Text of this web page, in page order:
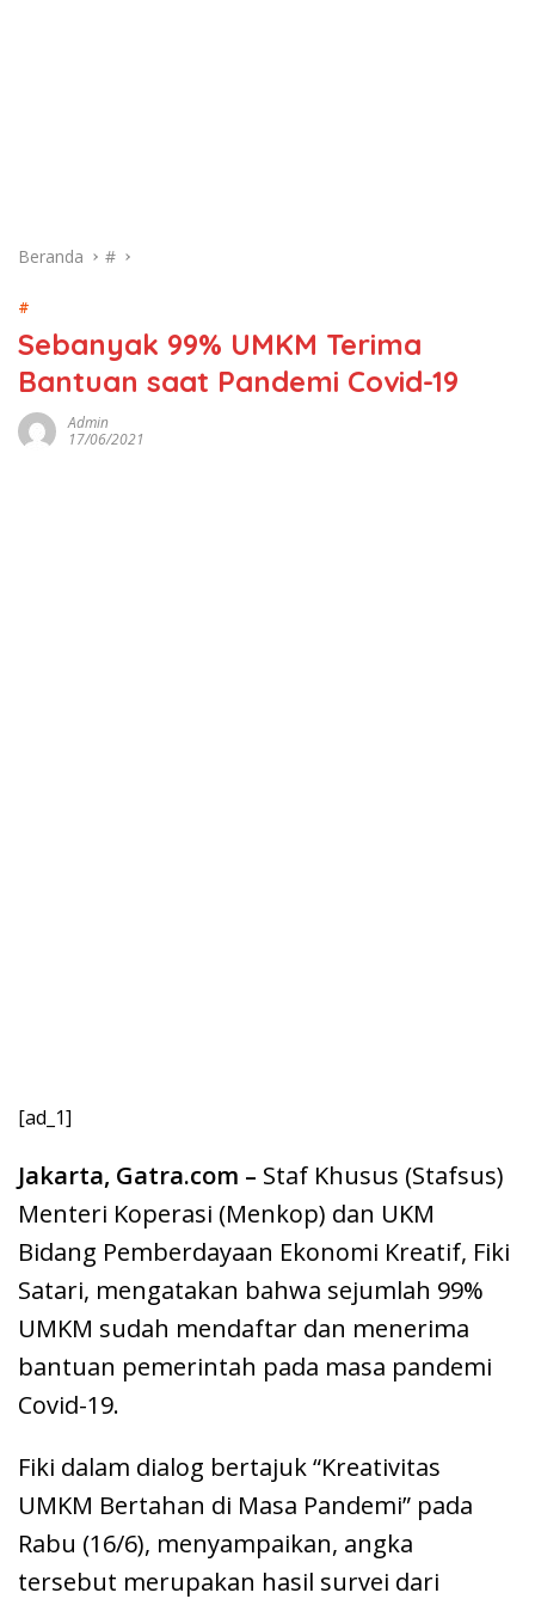
Beranda #
#
Sebanyak 99% UMKM Terima
Bantuan saat Pandemi Covid-19
Admin
17/06/2021
[ad_1]
Jakarta, Gatra.com – Staf Khusus (Stafsus)
Menteri Koperasi (Menkop) dan UKM
Bidang Pemberdayaan Ekonomi Kreatif, Fiki
Satari, mengatakan bahwa sejumlah 99%
UMKM sudah mendaftar dan menerima
bantuan pemerintah pada masa pandemi
Covid-19.
Fiki dalam dialog bertajuk “Kreativitas
UMKM Bertahan di Masa Pandemi” pada
Rabu (16/6), menyampaikan, angka
tersebut merupakan hasil survei dari